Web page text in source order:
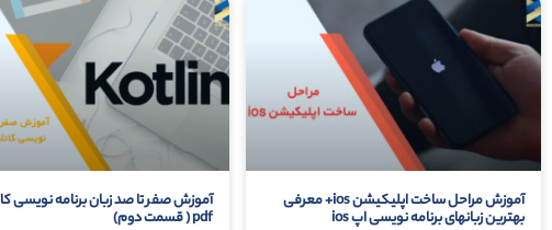
آموزش مراحل ساخت اپلیکیشن ios+ معرفی
بهترین زبانهای برنامه نویسی اپ ios
آموزش صفر تا صد زبان برنامه نویسی
pdf ( قسمت دوم)